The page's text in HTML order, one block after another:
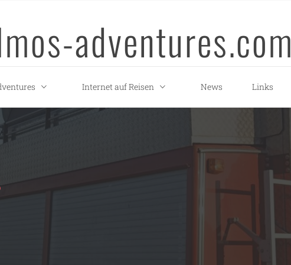
adventures.com
Internet auf Reisen News Links